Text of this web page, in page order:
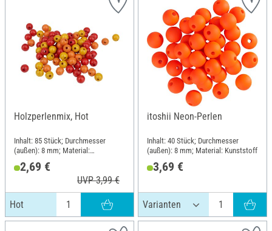
Holzperlenmix, Hot
Inhalt: 85 Stück; Durchmesser
(außen): 8 mm; Material:
2,69 €
UVP 3,99 €
Hot
itoshii Neon-Perlen
Inhalt: 40 Stück; Durchmesser
(außen): 8 mm; Material: Kunststoff
3,69 €